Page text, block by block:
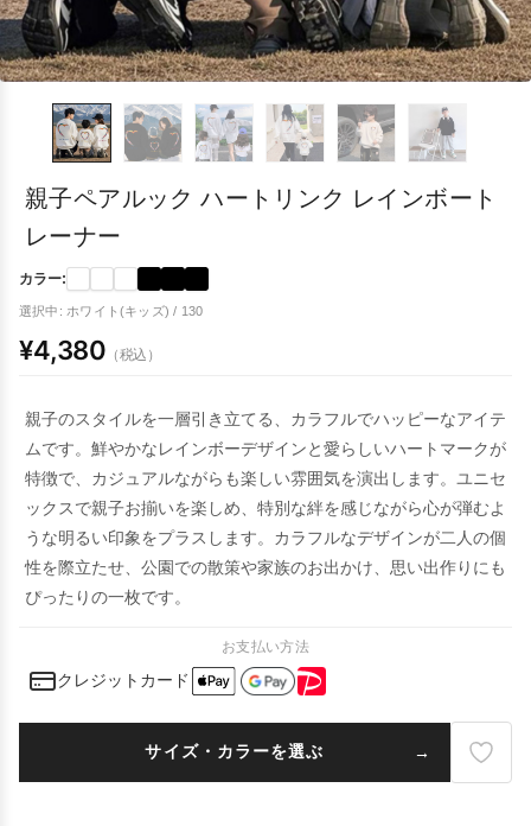
親子ペアルック ハートリンク レインボート
レーナー
カラー:
選択中: ホワイト(キッズ) / 130
¥4,380 （税込）
親子のスタイルを一層引き立てる、カラフルでハッピーなアイテ
ムです。鮮やかなレインボーデザインと愛らしいハートマークが
特徴で、カジュアルながらも楽しい雰囲気を演出します。ユニセ
ックスで親子お揃いを楽しめ、特別な絆を感じながら心が弾むよ
うな明るい印象をプラスします。カラフルなデザインが二人の個
性を際立たせ、公園での散策や家族のお出かけ、思い出作りにも
ぴったりの一枚です。
お支払い方法
クレジットカード
サイズ・カラーを選ぶ